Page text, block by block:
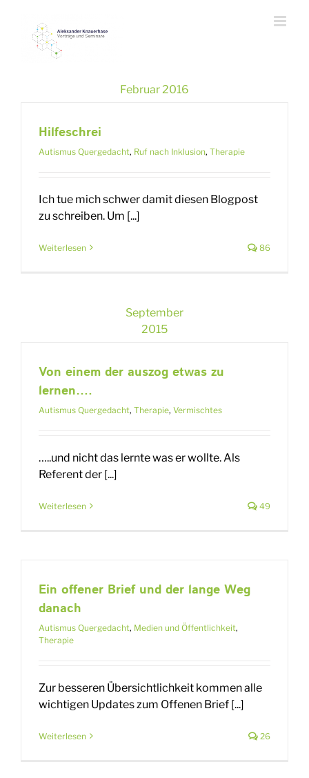
springen
Februar 2016
Hilfeschrei
Autismus Quergedacht, Ruf nach Inklusion, Therapie
Ich tue mich schwer damit diesen Blogpost
zu schreiben. Um [...]
Weiterlesen 86
September
2015
Von einem der auszog etwas zu
lernen….
Autismus Quergedacht, Therapie, Vermischtes
…..und nicht das lernte was er wollte. Als
Referent der [...]
Weiterlesen 49
Ein offener Brief und der lange Weg
danach
Autismus Quergedacht, Medien und Öffentlichkeit,
Therapie
Zur besseren Übersichtlichkeit kommen alle
wichtigen Updates zum Offenen Brief [...]
Weiterlesen 26